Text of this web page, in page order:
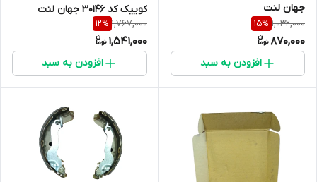
جهان لنت
1,032,000
15%
870,000
افزودن به سبد
کوییک کد 30146 جهان لنت
1,767,000
12%
1,541,000
افزودن به سبد